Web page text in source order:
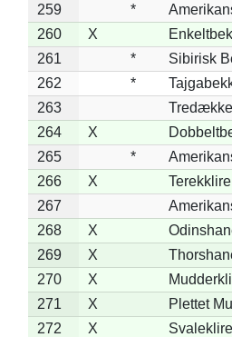
259
*
260
X
261
*
Sibirisk
262
*
263
264
X
265
*
266
X
267
268
X
269
X
270
X
271
X
Plettet
272
X